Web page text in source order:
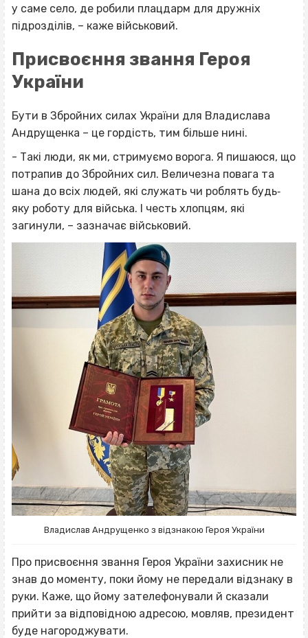
у саме село, де робили плацдарм для дружніх
підрозділів, – каже військовий.
Присвоєння звання Героя
України
Бути в Збройних силах України для Владислава
Андрущенка – це гордість, тим більше нині.
- Такі люди, як ми, стримуємо ворога. Я пишаюся, що
потрапив до Збройних сил. Величезна повага та
шана до всіх людей, які служать чи роблять будь‐
яку роботу для війська. І честь хлопцям, які
загинули, – зазначає військовий.
Владислав Андрущенко з відзнакою Героя України
Про присвоєння звання Героя України захисник не
знав до моменту, поки йому не передали відзнаку в
руки. Каже, що йому зателефонували й сказали
прийти за відповідною адресою, мовляв, президент
буде нагороджувати.